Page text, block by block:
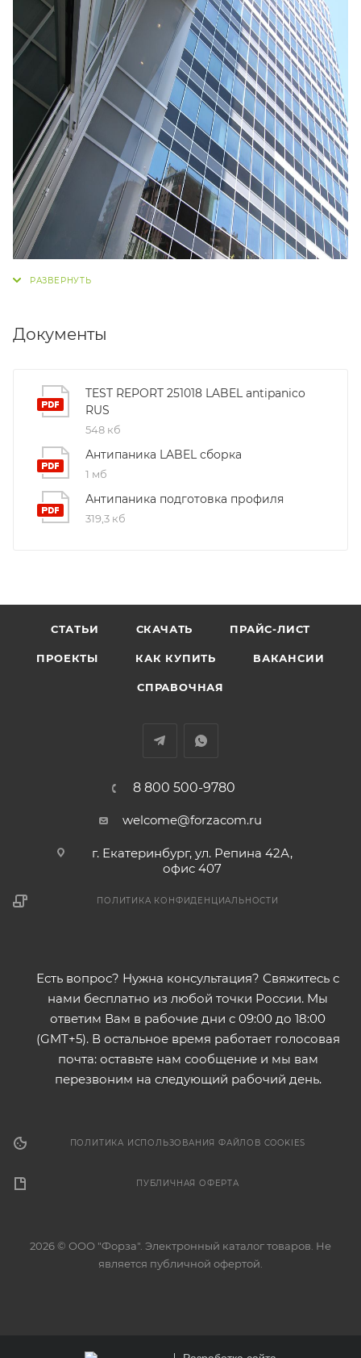
Документы
TEST REPORT 251018 LABEL antipanico
RUS
548 кб
Антипаника LABEL сборка
1 мб
Антипаника подготовка профиля
319,3 кб
СТАТЬИ СКАЧАТЬ ПРАЙС-ЛИСТ
ПРОЕКТЫ КАК КУПИТЬ ВАКАНСИИ
СПРАВОЧНАЯ
8 800 500-9780
welcome@forzacom.ru
г. Екатеринбург, ул. Репина 42А,
офис 407
ПОЛИТИКА КОНФИДЕНЦИАЛЬНОСТИ
Есть вопрос? Нужна консультация? Свяжитесь с
нами бесплатно из любой точки России. Мы
ответим Вам в рабочие дни с 09:00 до 18:00
(GMT+5). В остальное время работает голосовая
почта: оставьте нам сообщение и мы вам
перезвоним на следующий рабочий день.
ПОЛИТИКА ИСПОЛЬЗОВАНИЯ ФАЙЛОВ COOKIES
ПУБЛИЧНАЯ ОФЕРТА
2026 © ООО "Форза". Электронный каталог товаров. Не
является публичной офертой.